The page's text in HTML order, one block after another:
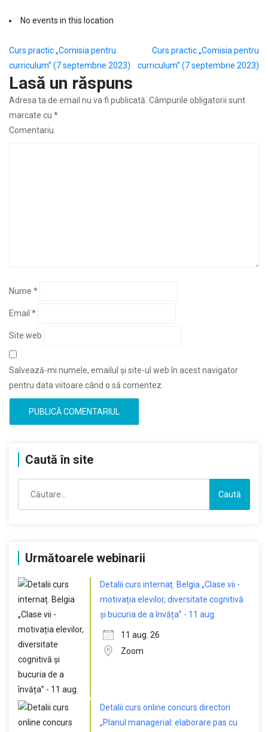
No events in this location
Navigare
în
articole
Curs practic „Comisia pentru
curriculum” (7 septembrie 2023)
Curs practic „Comisia pentru
curriculum” (7 septembrie 2023)
Lasă un răspuns
Adresa ta de email nu va fi publicată. Câmpurile obligatorii sunt
marcate cu *
Comentariu
Nume *
Email *
Site web
Salvează-mi numele, emailul și site-ul web în acest navigator
pentru data viitoare când o să comentez.
Caută în site
după:
Următoarele webinarii
Detalii curs internaț. Belgia „Clase vii -
motivația elevilor, diversitate cognitivă
și bucuria de a învăța” - 11 aug.
11 aug. 26
Zoom
Detalii curs online concurs directori
„Planul managerial: elaborare pas cu